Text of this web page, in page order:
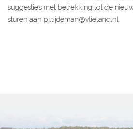
suggesties met betrekking tot de
sturen aan pj.tijdeman@vlieland.nl.